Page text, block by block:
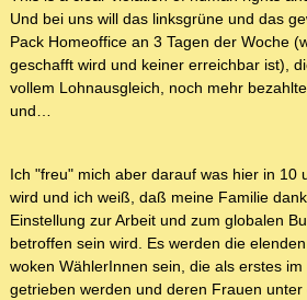
Und bei uns will das linksgrüne und das
Pack Homeoffice an 3 Tagen der Woche
geschafft wird und keiner erreichbar ist),
vollem Lohnausgleich, noch mehr
und…
Ich "freu" mich aber darauf was hier in 10
wird und ich weiß, daß meine Familie
Einstellung zur Arbeit und zum globalen
betroffen sein wird. Es werden die
woken WählerInnen sein, die als erstes
getrieben werden und deren Frauen